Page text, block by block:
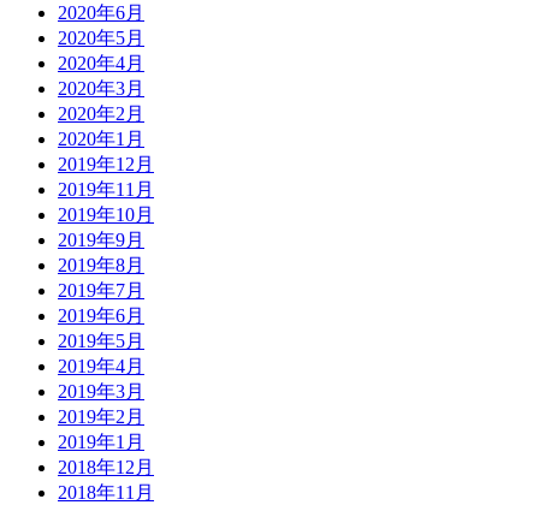
2020年6月
2020年5月
2020年4月
2020年3月
2020年2月
2020年1月
2019年12月
2019年11月
2019年10月
2019年9月
2019年8月
2019年7月
2019年6月
2019年5月
2019年4月
2019年3月
2019年2月
2019年1月
2018年12月
2018年11月